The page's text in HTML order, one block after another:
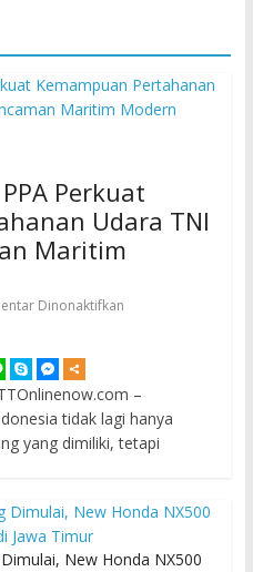
Perkuat
Udara TNI
Maritim
Dinonaktifkan
–
tidak lagi hanya
yang dimiliki, tetapi
New Honda NX500